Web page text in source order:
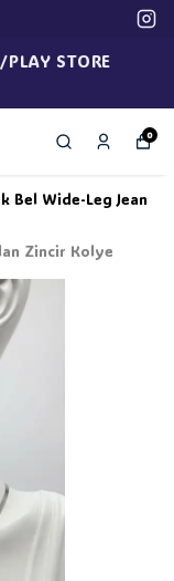
STORE
0
Bel Wide-Leg Jean
Zincir Kolye